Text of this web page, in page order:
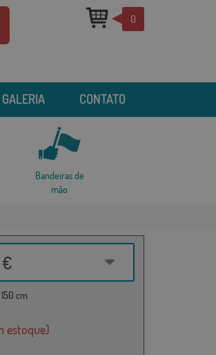
0
GALERIA CONTATO
Bandeiras de
mão
€
cm
estoque)